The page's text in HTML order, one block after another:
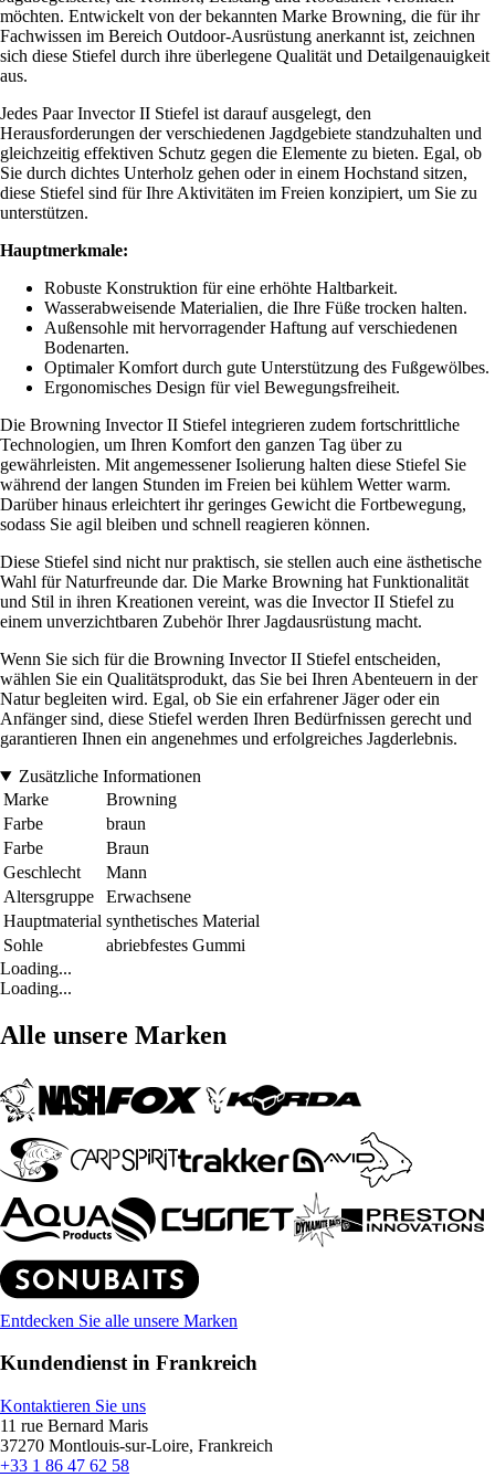
möchten. Entwickelt von der bekannten Marke Browning, die für ihr
Fachwissen im Bereich Outdoor-Ausrüstung anerkannt ist, zeichnen
sich diese Stiefel durch ihre überlegene Qualität und Detailgenauigkeit
aus.
Jedes Paar Invector II Stiefel ist darauf ausgelegt, den
Herausforderungen der verschiedenen Jagdgebiete standzuhalten und
gleichzeitig effektiven Schutz gegen die Elemente zu bieten. Egal, ob
Sie durch dichtes Unterholz gehen oder in einem Hochstand sitzen,
diese Stiefel sind für Ihre Aktivitäten im Freien konzipiert, um Sie zu
unterstützen.
Hauptmerkmale:
Robuste Konstruktion für eine erhöhte Haltbarkeit.
Wasserabweisende Materialien, die Ihre Füße trocken halten.
Außensohle mit hervorragender Haftung auf verschiedenen
Bodenarten.
Optimaler Komfort durch gute Unterstützung des Fußgewölbes.
Ergonomisches Design für viel Bewegungsfreiheit.
Die Browning Invector II Stiefel integrieren zudem fortschrittliche
Technologien, um Ihren Komfort den ganzen Tag über zu
gewährleisten. Mit angemessener Isolierung halten diese Stiefel Sie
während der langen Stunden im Freien bei kühlem Wetter warm.
Darüber hinaus erleichtert ihr geringes Gewicht die Fortbewegung,
sodass Sie agil bleiben und schnell reagieren können.
Diese Stiefel sind nicht nur praktisch, sie stellen auch eine ästhetische
Wahl für Naturfreunde dar. Die Marke Browning hat Funktionalität
und Stil in ihren Kreationen vereint, was die Invector II Stiefel zu
einem unverzichtbaren Zubehör Ihrer Jagdausrüstung macht.
Wenn Sie sich für die Browning Invector II Stiefel entscheiden,
wählen Sie ein Qualitätsprodukt, das Sie bei Ihren Abenteuern in der
Natur begleiten wird. Egal, ob Sie ein erfahrener Jäger oder ein
Anfänger sind, diese Stiefel werden Ihren Bedürfnissen gerecht und
garantieren Ihnen ein angenehmes und erfolgreiches Jagderlebnis.
Zusätzliche Informationen
Marke
Browning
Farbe
braun
Farbe
Braun
Geschlecht
Mann
Altersgruppe
Erwachsene
Hauptmaterial synthetisches Material
Sohle
abriebfestes Gummi
Loading...
Loading...
Alle unsere Marken
Entdecken Sie alle unsere Marken
Kundendienst in Frankreich
Kontaktieren Sie uns
11 rue Bernard Maris
37270 Montlouis-sur-Loire, Frankreich
+33 1 86 47 62 58